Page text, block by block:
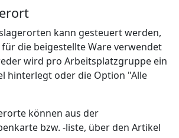
kann gesteuert werden,
die beigestellte Ware verwendet
wird pro Arbeitsplatzgruppe ein
hinterlegt oder die Option "Alle
können aus der
bzw. -liste, über den Artikel